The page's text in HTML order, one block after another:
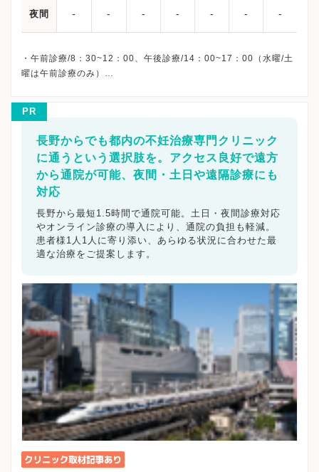
夜間 - - - - - - -
・午前診療/8：30~12：00、午後診療/14：00~17：00（水曜/土
曜は午前診療のみ）
*体外受精説明会は木曜日午後（不定期）開催です。（木曜日午後
体外受精説明会：政井（医師）、清水（胚培養士）、塩谷（胚培
養士）
・担当医は診療状況により変更となる場合があります。
【新型コロナウイルスへの対策内容】
この度、院内感染予防対策を含め、新型コロナウイルスに関して
のアンケートを実施致しました。
佐久平エンゼルクリニック様の新型コロナウイルス対策について
Q：患者様が病院へ入らした際、病院入口ではどのような対策を取
っていますでしょうか。
A：マスクを着用してのご来院をお願いしております。
アルコール消毒を配置しておりますので、必ず消毒していただく
ようお願いしております。
また、自動検温装置を入り口に設置しております。
Q：待合室ではどのような対策をされていますか？
A：座席数を少なくし、通常よりも座席の間隔をあけています。
座席毎に飛散防止用アクリル板等を配置し、ソーシャルディスタ
また、アルコール消毒を配置しています。
PR
長野からでも都内の不妊治療専門クリニック
に通うという選択肢を。アクセス良好で遠方
から通院が可能、夜間・土日や遠隔診療にも
対応
長野から最短1.5時間で通院可能。土日・夜間診療対応
やオンライン診療の導入により、通院の負担も軽減。
患者様1人1人に寄り添い、あらゆる状況に合わせた最
適な治療をご提案します。